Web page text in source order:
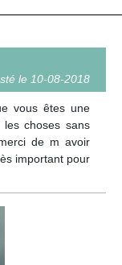
le 10-08-2018
vous êtes une
choses sans
de m avoir
important pour